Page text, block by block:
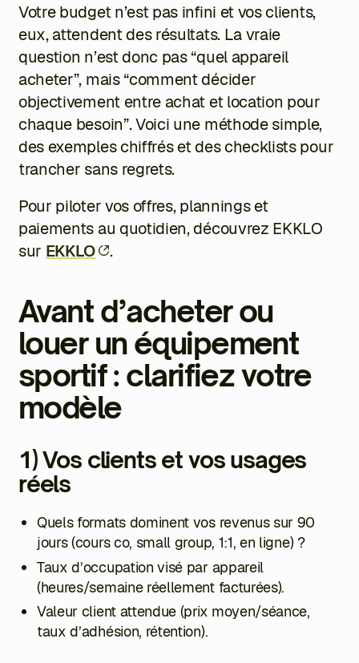
Votre budget n’est pas infini et vos clients,
eux, attendent des résultats. La vraie
question n’est donc pas “quel appareil
acheter”, mais “comment décider
objectivement entre achat et location pour
chaque besoin”. Voici une méthode simple,
des exemples chiffrés et des checklists pour
trancher sans regrets.
Pour piloter vos offres, plannings et
paiements au quotidien, découvrez EKKLO
sur EKKLO .
Avant d’acheter ou
louer un équipement
sportif : clarifiez votre
modèle
1) Vos clients et vos usages
réels
Quels formats dominent vos revenus sur 90
jours (cours co, small group, 1:1, en ligne) ?
Taux d’occupation visé par appareil
(heures/semaine réellement facturées).
Valeur client attendue (prix moyen/séance,
taux d’adhésion, rétention).